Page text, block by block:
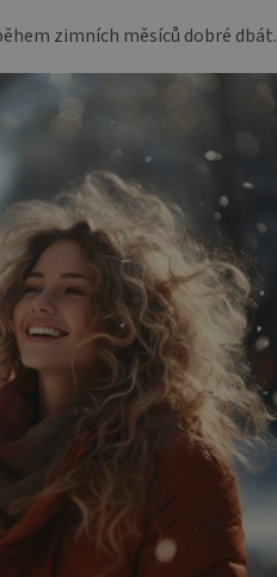
zimních měsíců dobré dbát.